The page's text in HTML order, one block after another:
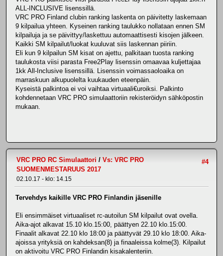
ALL-INCLUSIVE lisenssillä.
VRC PRO Finland clubin ranking laskenta on päivitetty laskemaan
9 kilpailua yhteen. Kyseinen ranking taulukko nollataan ennen SM
kilpailuja ja se päivittyy/laskettuu automaattisesti kisojen jälkeen.
Kaikki SM kilpailut/luokat kuuluvat siis laskennan piiriin.
Eli kun 9 kilpailun SM kisat on ajettu, palkitaan tuosta ranking
taulukosta viisi parasta Free2Play lisenssin omaavaa kuljettajaa
1kk All-Inclusive lisenssillä. Lisenssin voimassaoloaika on
marraskuun alkupuolelta kuukauden eteenpäin.
Kyseistä palkintoa ei voi vaihtaa virtuaali€uroiksi. Palkinto
kohdennetaan VRC PRO simulaattoriin rekisteröidyn sähköpostin
mukaan.
#4
VRC PRO RC Simulaattori / Vs: VRC PRO
SUOMENMESTARUUS 2017
02.10.17 - klo: 14.15
Tervehdys kaikille VRC PRO Finlandin jäsenille
Eli ensimmäiset virtuaaliset rc-autoilun SM kilpailut ovat ovella.
Aika-ajot alkavat 15.10 klo.15:00, päättyen 22.10 klo.15:00.
Finaalit alkavat 22.10 klo 18:00 ja päättyvät 29.10 klo 18:00. Aika-
ajoissa yrityksiä on kahdeksan(8) ja finaaleissa kolme(3). Kilpailut
on aktivoitu VRC PRO Finlandin kisakalenteriin.